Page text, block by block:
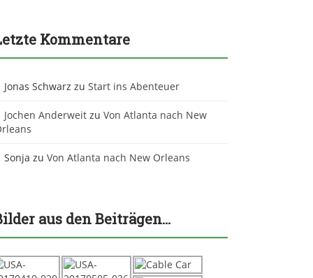
Kommentare
Jonas Schwarz zu Start ins Abenteuer
Jochen Anderweit zu Von Atlanta nach New
Sonja zu Von Atlanta nach New Orleans
aus den Beiträgen…